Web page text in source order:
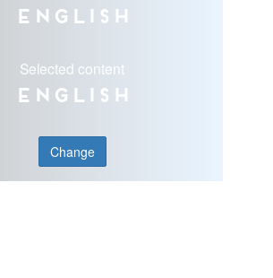
English
Selected content
English
Change